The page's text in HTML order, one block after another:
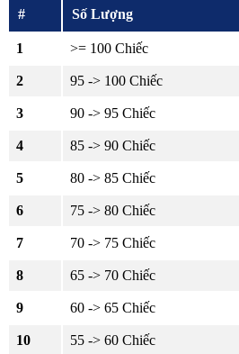
# Số Lượng
1 >= 100 Chiếc
2 95 -> 100 Chiếc
3 90 -> 95 Chiếc
4 85 -> 90 Chiếc
5 80 -> 85 Chiếc
6 75 -> 80 Chiếc
7 70 -> 75 Chiếc
8 65 -> 70 Chiếc
9 60 -> 65 Chiếc
10 55 -> 60 Chiếc